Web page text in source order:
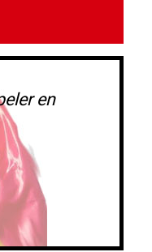
en